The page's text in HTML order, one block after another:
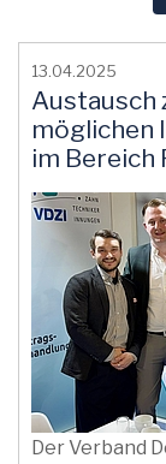
13.04.2025
Austausch
möglichen
im
Der Verband